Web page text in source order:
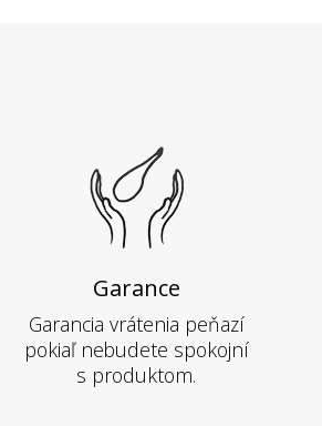
Garance
Garancia vrátenia peňazí
pokiaľ nebudete spokojní
s produktom.